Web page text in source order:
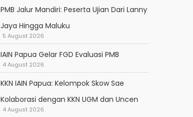
PMB Jalur Mandiri: Peserta Ujian Dari Lanny
Jaya Hingga Maluku
5 August 2026
IAIN Papua Gelar FGD Evaluasi PMB
4 August 2026
KKN IAIN Papua: Kelompok Skow Sae
Kolaborasi dengan KKN UGM dan Uncen
4 August 2026